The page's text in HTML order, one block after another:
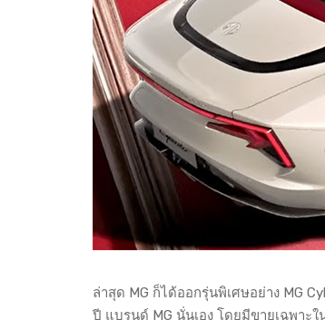
ล่าสุด MG ก็ได้ออกรุ่นพิเศษอย่าง MG
ปี แบรนด์ MG นั่นเอง โดยมีขายเฉพาะใ